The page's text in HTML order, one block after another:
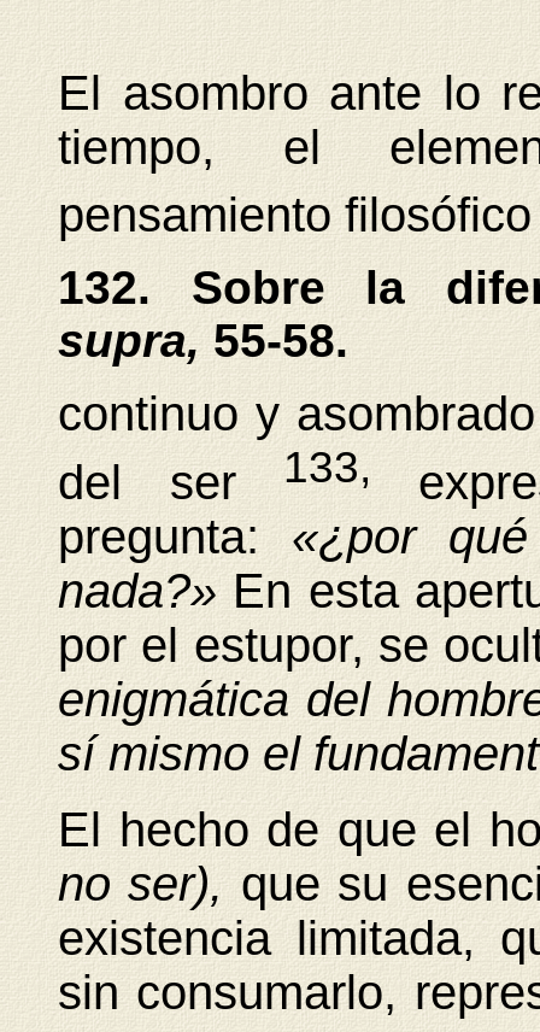
El asombro ante lo
tiempo, el
pensamiento
132. Sobre la
supra,55-58.
continuo y
del ser 133,
pregunta: «¿por
nada?»En esta
por el estupor, se
enigmática del
sí mismo el
El hecho de que el
no ser), que su
existencia limitada,
sin consumarlo,